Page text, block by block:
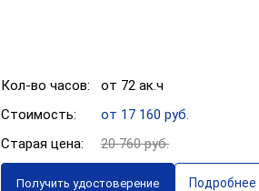
Кол-во часов:
от 72 ак.ч
Стоимость:
от 17 160 руб.
Старая цена:
20 760 руб.
Получить удостоверение Подробнее